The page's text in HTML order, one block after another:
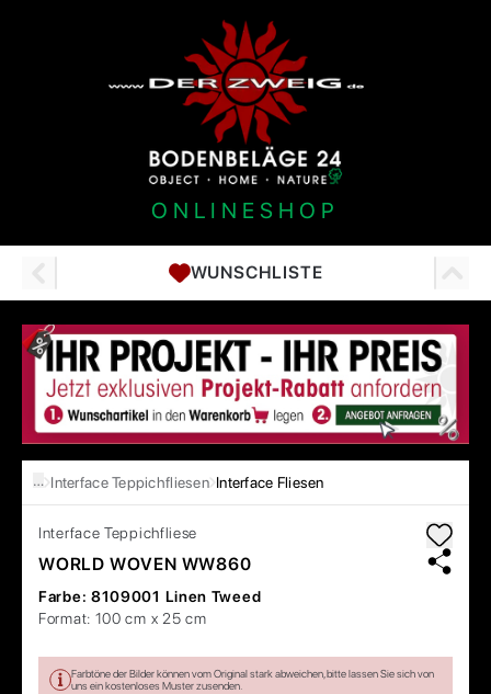
ONLINESHOP
WUNSCHLISTE
… Interface Teppichfliesen Interface Fliesen
Interface Teppichfliese
WORLD WOVEN WW860
Farbe: 8109001 Linen Tweed
Format: 100 cm x 25 cm
Farbtöne der Bilder können vom Original stark abweichen, bitte lassen Sie sich von
uns ein kostenloses Muster zusenden.